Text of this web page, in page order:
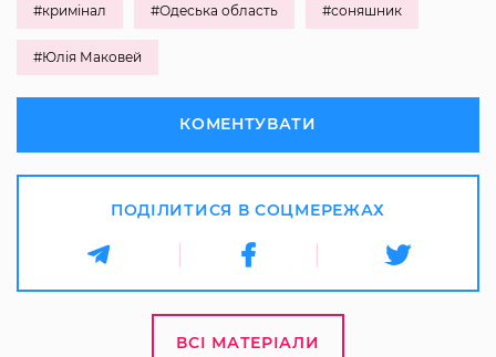
#кримінал #Одеська область #соняшник
#Юлія Маковей
КОМЕНТУВАТИ
ПОДІЛИТИСЯ В СОЦМЕРЕЖАХ
ВСІ МАТЕРІАЛИ